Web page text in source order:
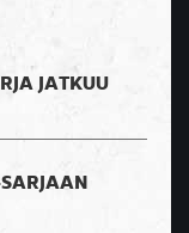
JATKUU